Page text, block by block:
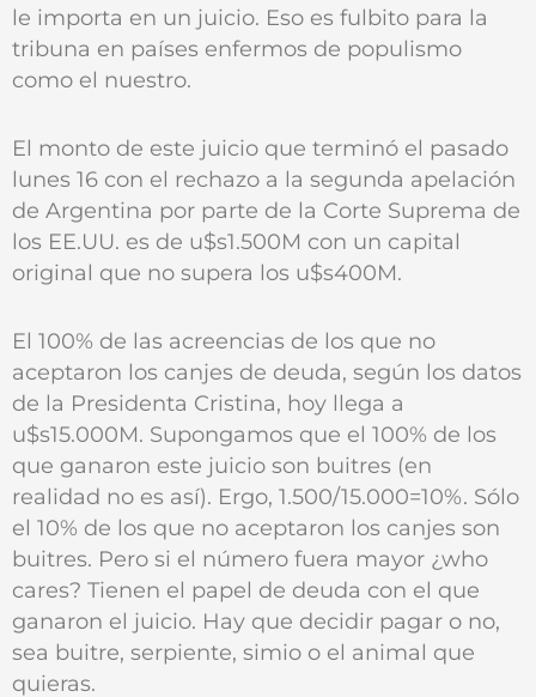
le importa en un juicio. Eso es fulbito para la
tribuna en países enfermos de populismo
como el nuestro.
El monto de este juicio que terminó el pasado
lunes 16 con el rechazo a la segunda apelación
de Argentina por parte de la Corte Suprema de
los EE.UU. es de u$s1.500M con un capital
original que no supera los u$s400M.
El 100% de las acreencias de los que no
aceptaron los canjes de deuda, según los datos
de la Presidenta Cristina, hoy llega a
u$s15.000M. Supongamos que el 100% de los
que ganaron este juicio son buitres (en
realidad no es así). Ergo, 1.500/15.000=10%. Sólo
el 10% de los que no aceptaron los canjes son
buitres. Pero si el número fuera mayor ¿who
cares? Tienen el papel de deuda con el que
ganaron el juicio. Hay que decidir pagar o no,
sea buitre, serpiente, simio o el animal que
quieras.